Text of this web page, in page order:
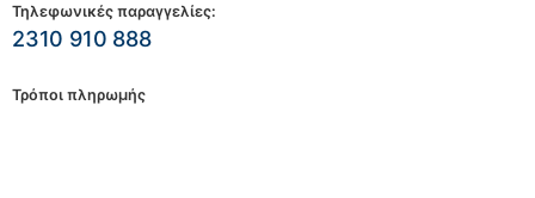
Τηλεφωνικές παραγγελίες:
2310 910 888
Τρόποι πληρωμής